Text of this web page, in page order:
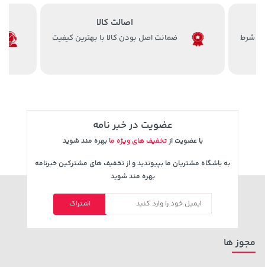
اصالت کالا
ضمانت اصل بودن کالا با بهترین کیفیت
عضویت در خبر نامه
با عضویت ازتخفیف های ویژه ما بهره مند شوید
به باشگاه مشتریان ما بپیوندید و از تخفیف های مشترکین خبرنامه
بهره مند شوید
اشتراک
مجوز ها